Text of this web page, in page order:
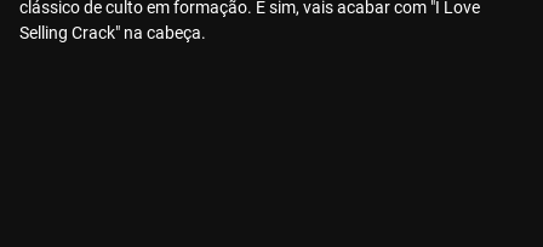
clássico de culto em formação. E sim, vais acabar com "I Love
Selling Crack" na cabeça.